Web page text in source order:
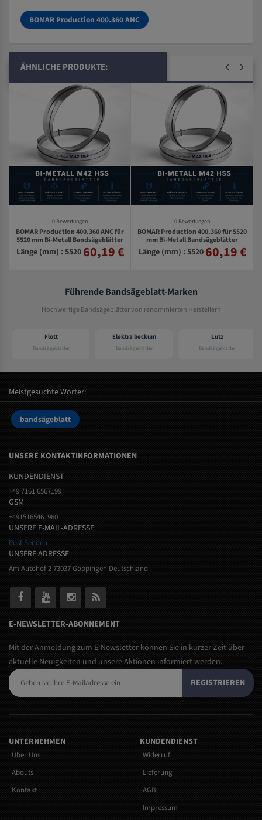
BOMAR Production 400.360 ANC
ÄHNLICHE PRODUKTE:
0 Bewertungen
BOMAR Production 400.360 ANC für
5520 mm Bi-Metall Bandsägeblätter
Länge (mm) : 5520 60,19 €
0 Bewertungen
BOMAR Production 400.360 für 5520
mm Bi-Metall Bandsägeblätter
Länge (mm) : 5520 60,19 €
Führende Bandsägeblatt-Marken
Hochwertige Bandsägeblätter von renommierten Herstellern
Flott
Bandsägeblätter
Elektra beckum
Bandsägeblätter
Lutz
Bandsägeblätter
Meistgesuchte Wörter:
bandsägeblatt
UNSERE KONTAKTINFORMATIONEN
KUNDENDIENST
+49 7161 6567199
GSM
+4915165461960
UNSERE E-MAIL-ADRESSE
Post Senden
UNSERE ADRESSE
Am Autohof 2 73037 Göppingen Deutschland
E-NEWSLETTER-ABONNEMENT
Mit der Anmeldung zum E-Newsletter können Sie in kurzer Zeit über
aktuelle Neuigkeiten und unsere Aktionen informiert werden..
REGISTRIEREN
UNTERNEHMEN
Über Uns
Abouts
Kontakt
KUNDENDIENST
Widerruf
Lieferung
AGB
Impressum